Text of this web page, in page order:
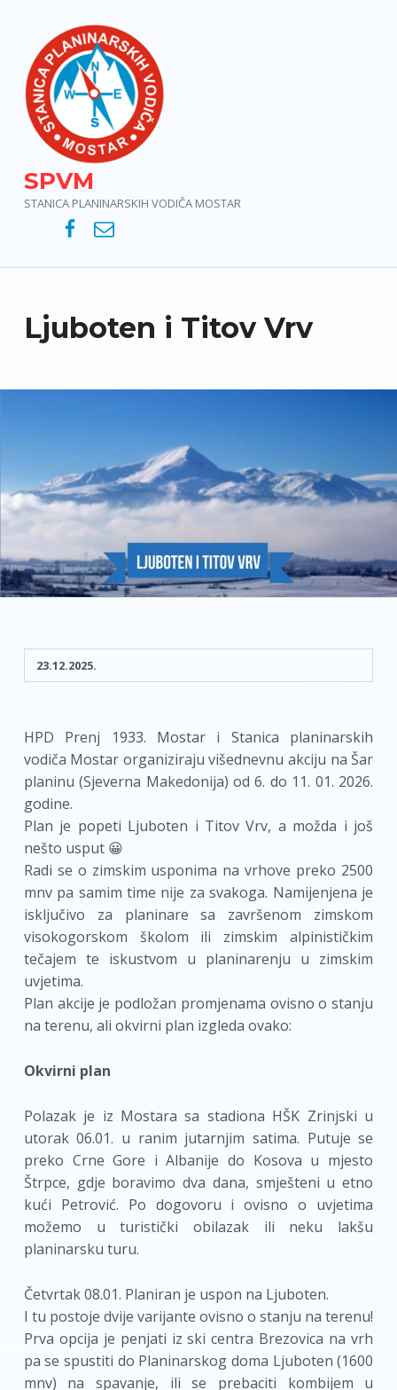
SPVM
STANICA PLANINARSKIH VODIČA MOSTAR
SPVM – Facebook
SPVM – e-mail
Ljuboten i Titov Vrv
23.12.2025.
HPD Prenj 1933. Mostar i Stanica planinarskih
vodiča Mostar organiziraju višednevnu akciju na Šar
planinu (Sjeverna Makedonija) od 6. do 11. 01. 2026.
godine.
Plan je popeti Ljuboten i Titov Vrv, a možda i još
nešto usput 😀
Radi se o zimskim usponima na vrhove preko 2500
mnv pa samim time nije za svakoga. Namijenjena je
isključivo za planinare sa završenom zimskom
visokogorskom školom ili zimskim alpinističkim
tečajem te iskustvom u planinarenju u zimskim
uvjetima.
Plan akcije je podložan promjenama ovisno o stanju
na terenu, ali okvirni plan izgleda ovako:
Okvirni plan
Polazak je iz Mostara sa stadiona HŠK Zrinjski u
utorak 06.01. u ranim jutarnjim satima. Putuje se
preko Crne Gore i Albanije do Kosova u mjesto
Štrpce, gdje boravimo dva dana, smješteni u etno
kući Petrović. Po dogovoru i ovisno o uvjetima
možemo u turistički obilazak ili neku lakšu
planinarsku turu.
Četvrtak 08.01. Planiran je uspon na Ljuboten.
I tu postoje dvije varijante ovisno o stanju na terenu!
Prva opcija je penjati iz ski centra Brezovica na vrh
pa se spustiti do Planinarskog doma Ljuboten (1600
mnv) na spavanje, ili se prebaciti kombijem u